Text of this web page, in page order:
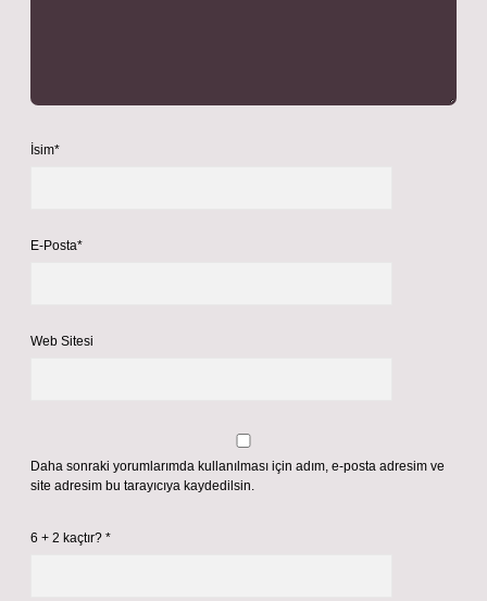
İsim*
E-Posta*
Web Sitesi
Daha sonraki yorumlarımda kullanılması için adım, e-posta adresim ve
site adresim bu tarayıcıya kaydedilsin.
6 + 2 kaçtır? *